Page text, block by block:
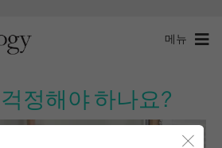
메뉴
정해야 하나요?